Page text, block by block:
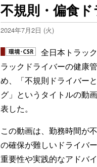
不規則・偏食
2024年7月2日 (火)
全日本トラッ
ラックドライバーの健康
め、「不規則ドライバー
グ」というタイトルの動
表した。
この動画は、勤務時間が
の確保が難しいドライバ
重要性や実践的なアドバ